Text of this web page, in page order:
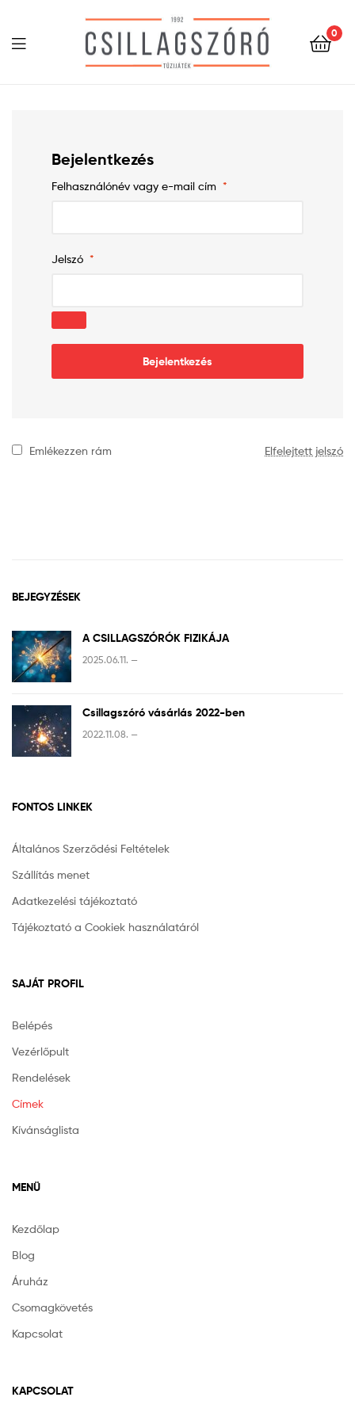
0
Menu
Bejelentkezés
Felhasználónév vagy e-mail cím *
Jelszó *
Bejelentkezés
Emlékezzen rám Elfelejtett jelszó
BEJEGYZÉSEK
A CSILLAGSZÓRÓK FIZIKÁJA
2025.06.11. —
Csillagszóró vásárlás 2022-ben
2022.11.08. —
FONTOS LINKEK
Általános Szerződési Feltételek
Szállítás menet
Adatkezelési tájékoztató
Tájékoztató a Cookiek használatáról
SAJÁT PROFIL
Belépés
Vezérlőpult
Rendelések
Címek
Kívánságlista
MENÜ
Kezdőlap
Blog
Áruház
Csomagkövetés
Kapcsolat
KAPCSOLAT